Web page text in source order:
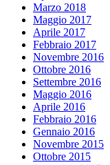
Marzo 2018
Maggio 2017
Aprile 2017
Febbraio 2017
Novembre 2016
Ottobre 2016
Settembre 2016
Maggio 2016
Aprile 2016
Febbraio 2016
Gennaio 2016
Novembre 2015
Ottobre 2015